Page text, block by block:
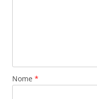
Nome *